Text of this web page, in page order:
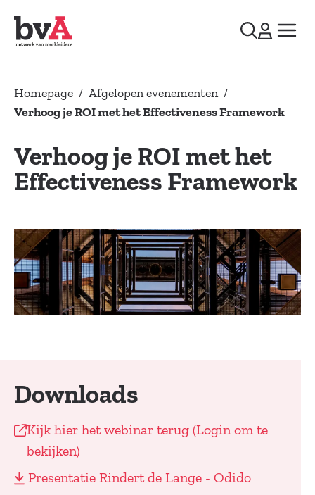
Homepage / Afgelopen evenementen /
Verhoog je ROI met het Effectiveness Framework
Verhoog je ROI met het
Effectiveness Framework
Downloads
Kijk hier het webinar terug (Login om te
bekijken)
Presentatie Rindert de Lange - Odido